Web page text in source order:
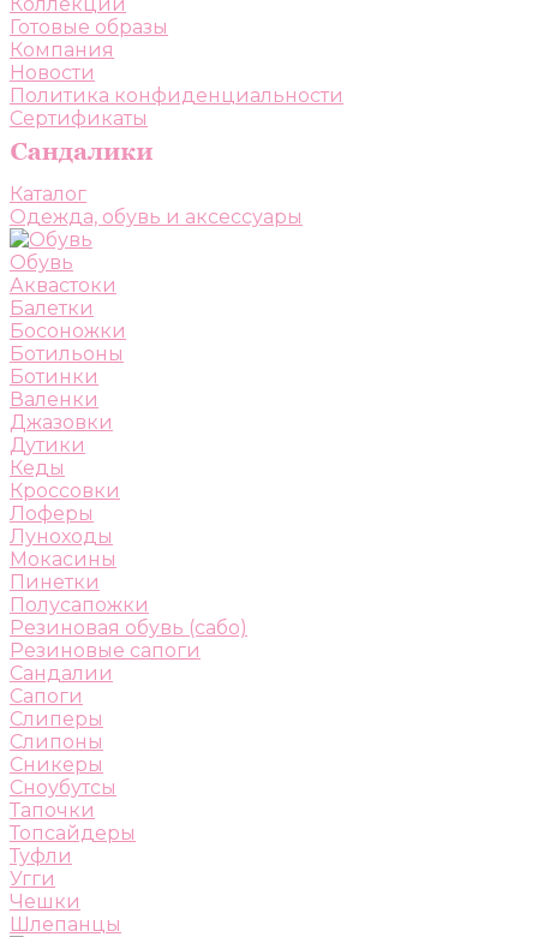
Готовые образы
Компания
Новости
Политика конфиденциальности
Сертификаты
Каталог
Одежда, обувь и аксессуары
Обувь
Аквастоки
Балетки
Босоножки
Ботильоны
Ботинки
Валенки
Джазовки
Дутики
Кеды
Кроссовки
Лоферы
Луноходы
Мокасины
Пинетки
Полусапожки
Резиновая обувь (сабо)
Резиновые сапоги
Сандалии
Сапоги
Слиперы
Слипоны
Сникеры
Сноубутсы
Тапочки
Топсайдеры
Туфли
Угги
Чешки
Шлепанцы